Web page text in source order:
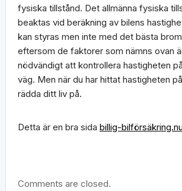
fysiska tillstånd. Det allmänna fysiska
beaktas vid beräkning av bilens
kan styras men inte med det bästa
eftersom de faktorer som nämns ovan
nödvändigt att kontrollera hastigheten
väg. Men när du har hittat hastigheten
rädda ditt liv på.
Detta är en bra sida billig-bilförsäkring.nu
Comments are closed.